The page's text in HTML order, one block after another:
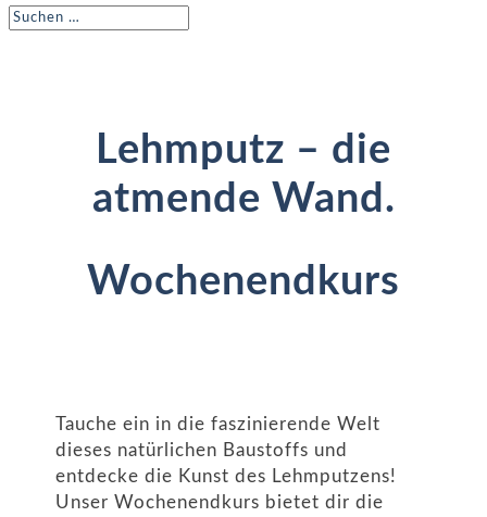
Lehmputz – die
atmende Wand.
Wochenendkurs
Tauche ein in die faszinierende Welt
dieses natürlichen Baustoffs und
entdecke die Kunst des Lehmputzens!
Unser Wochenendkurs bietet dir die